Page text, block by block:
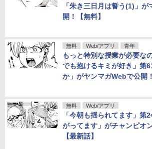
「朱き三日月は誓う(1)」
開！【無料】
無料 Web/アプリ 青年
もっと特別な授業が必要
でも抱けるキミが好き」第
か」がヤンマガWebで公開
無料 Web/アプリ
「今朝も揺られてます」第
がってます」がチャンピオ
【最新話】